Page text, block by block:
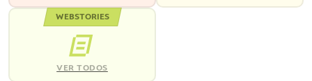
WEBSTORIES
VER TODOS